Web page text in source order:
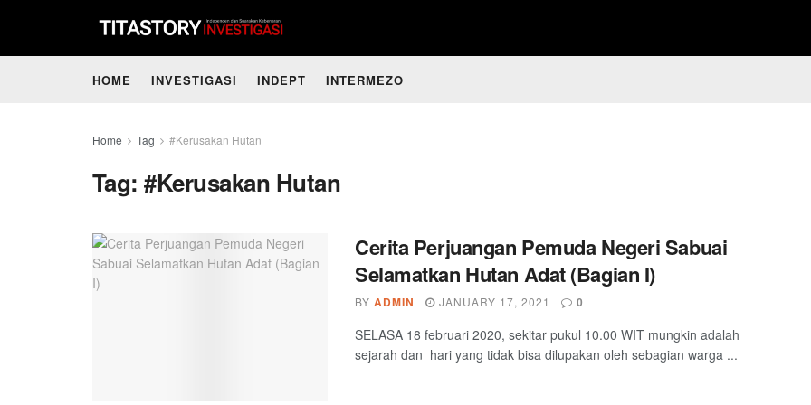
HOME INVESTIGASI INDEPT INTERMEZO
Home Tag #Kerusakan Hutan
Tag:#Kerusakan Hutan
Cerita Perjuangan Pemuda Negeri Sabuai
Selamatkan Hutan Adat (Bagian I)
BY ADMIN JANUARY 17, 2021 0
SELASA 18 februari 2020, sekitar pukul 10.00 WIT mungkin adalah
sejarah dan hari yang tidak bisa dilupakan oleh sebagian warga ...